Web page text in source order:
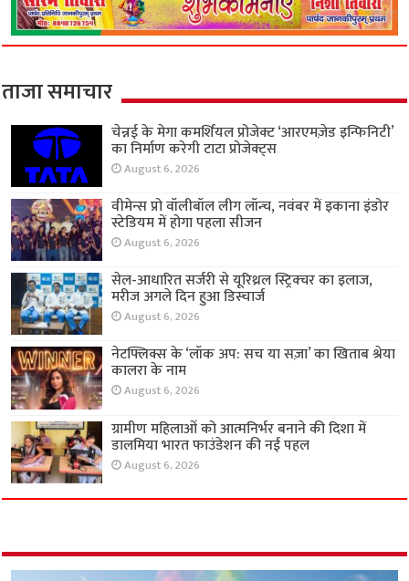
ताजा समाचार
चेन्नई के मेगा कमर्शियल प्रोजेक्ट ‘आरएमज़ेड इन्फिनिटी’
का निर्माण करेगी टाटा प्रोजेक्ट्स
August 6, 2026
वीमेन्स प्रो वॉलीबॉल लीग लॉन्च, नवंबर में इकाना इंडोर
स्टेडियम में होगा पहला सीजन
August 6, 2026
सेल-आधारित सर्जरी से यूरिथ्रल स्ट्रिक्चर का इलाज,
मरीज अगले दिन हुआ डिस्चार्ज
August 6, 2026
नेटफ्लिक्स के ‘लॉक अप: सच या सज़ा’ का खिताब श्रेया
कालरा के नाम
August 6, 2026
ग्रामीण महिलाओं को आत्मनिर्भर बनाने की दिशा में
डालमिया भारत फाउंडेशन की नई पहल
August 6, 2026